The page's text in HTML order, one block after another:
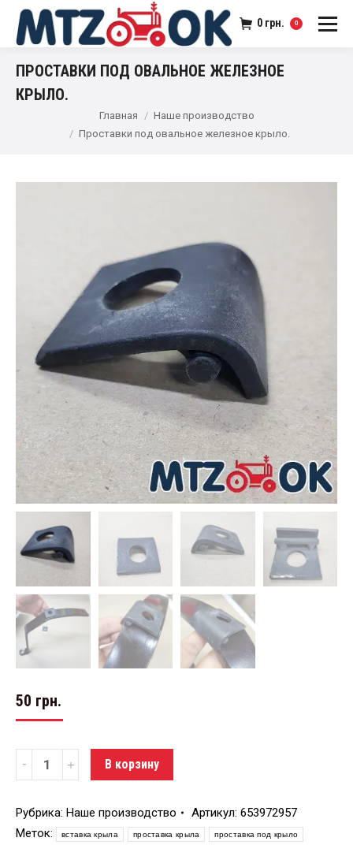
0 грн. 0
ПРОСТАВКИ ПОД ОВАЛЬНОЕ ЖЕЛЕЗНОЕ
КРЫЛО.
Главная
Наше производство
Проставки под овальное железное крыло.
50 грн.
Количество В корзину
Рубрика: Наше производство Артикул: 653972957
Меток:
вставка крыла проставка крыла проставка под крыло